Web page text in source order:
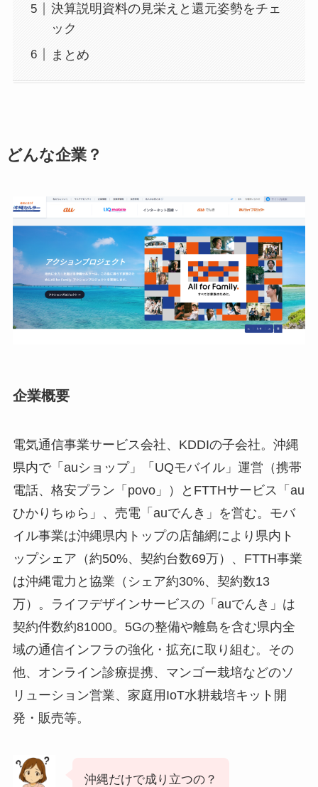
決算説明資料の見栄えと還元姿勢をチェ
ック
まとめ
どんな企業？
企業概要
電気通信事業サービス会社、KDDIの子会社。沖縄
県内で「auショップ」「UQモバイル」運営（携帯
電話、格安プラン「povo」）とFTTHサービス「au
ひかりちゅら」、売電「auでんき」を営む。モバ
イル事業は沖縄県内トップの店舗網により県内ト
ップシェア（約50%、契約台数69万）、FTTH事業
は沖縄電力と協業（シェア約30%、契約数13
万）。ライフデザインサービスの「auでんき」は
契約件数約81000。5Gの整備や離島を含む県内全
域の通信インフラの強化・拡充に取り組む。その
他、オンライン診療提携、マンゴー栽培などのソ
リューション営業、家庭用IoT水耕栽培キット開
発・販売等。
沖縄だけで成り立つの？